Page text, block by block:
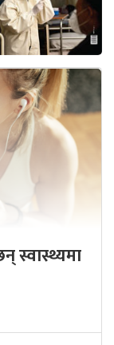
स्वास्थ्यमा